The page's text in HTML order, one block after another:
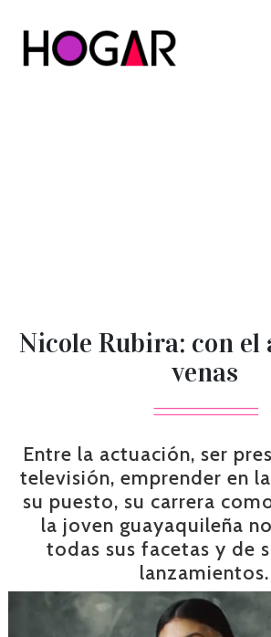
Nicole Rubira: con el
venas
Entre la actuación, ser
televisión, emprender en
su puesto, su carrera
la joven guayaquileña
todas sus facetas y de
lanzamientos.